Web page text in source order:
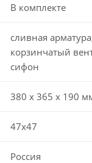
В комплекте
сливная
корзинчатый
сифон
380 х 365 х 190
47x47
Россия